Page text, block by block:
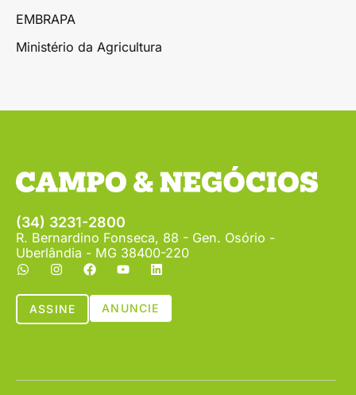
EMBRAPA
Ministério da Agricultura
(34) 3231-2800
R. Bernardino Fonseca, 88 - Gen. Osório -
Uberlândia - MG 38400-220
ASSINE ANUNCIE